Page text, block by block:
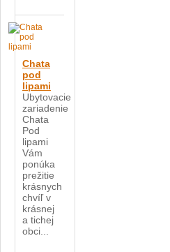
Chata
pod
lipami
Ubytovacie
zariadenie
Chata
Pod
lipami
Vám
ponúka
prežitie
krásnych
chvíľ v
krásnej
a tichej
obci...